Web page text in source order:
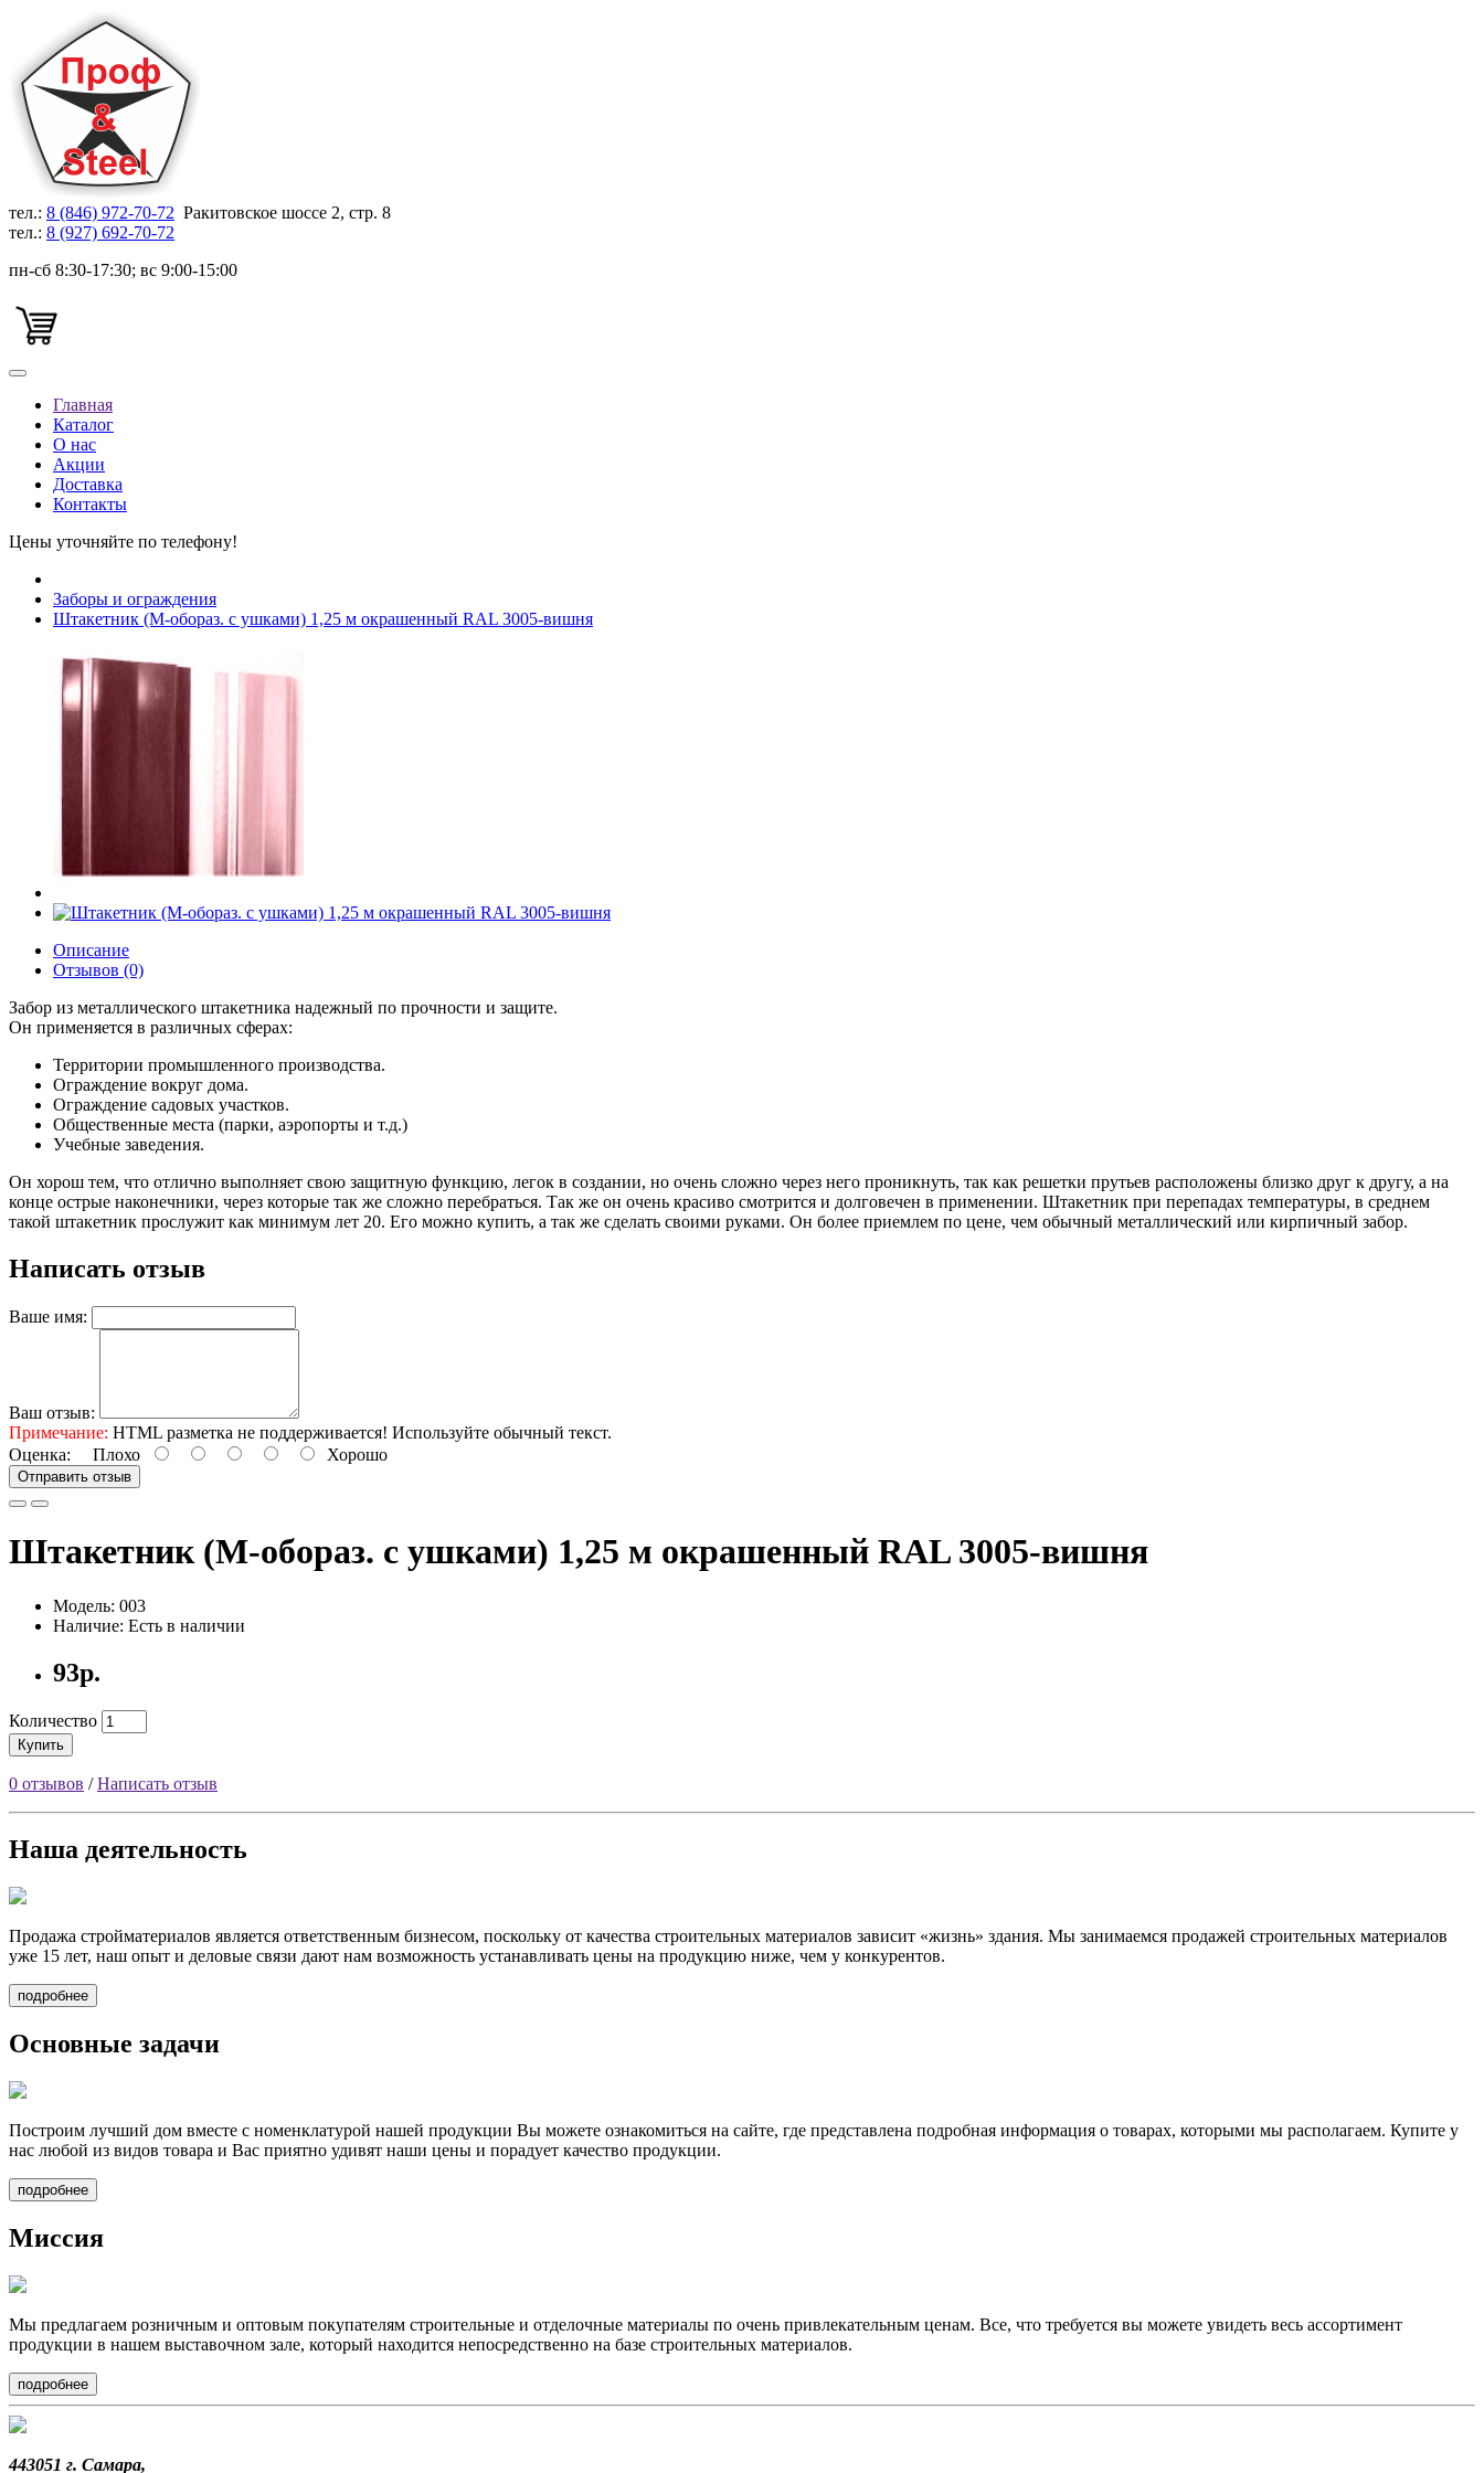
тел.: 8 (846) 972-70-72 Ракитовское шоссе 2, стр. 8
тел.: 8 (927) 692-70-72
пн-сб 8:30-17:30; вс 9:00-15:00
Главная
Каталог
О нас
Акции
Доставка
Контакты
Цены уточняйте по телефону!
Заборы и ограждения
Штакетник (М-обораз. с ушками) 1,25 м окрашенный RAL 3005-вишня
Описание
Отзывов (0)
Забор из металлического штакетника надежный по прочности и защите.
Он применяется в различных сферах:
Территории промышленного производства.
Ограждение вокруг дома.
Ограждение садовых участков.
Общественные места (парки, аэропорты и т.д.)
Учебные заведения.
Он хорош тем, что отлично выполняет свою защитную функцию, легок в создании, но очень сложно через него проникнуть, так как решетки прутьев расположены близко друг к другу, а на
конце острые наконечники, через которые так же сложно перебраться. Так же он очень красиво смотрится и долговечен в применении. Штакетник при перепадах температуры, в среднем
такой штакетник прослужит как минимум лет 20. Его можно купить, а так же сделать своими руками. Он более приемлем по цене, чем обычный металлический или кирпичный забор.
Написать отзыв
Ваше имя:
Ваш отзыв:
Примечание: HTML разметка не поддерживается! Используйте обычный текст.
Оценка: Плохо Хорошо
Отправить отзыв
Штакетник (М-обораз. с ушками) 1,25 м окрашенный RAL 3005-вишня
Модель: 003
Наличие: Есть в наличии
93р.
Количество
Купить
0 отзывов /Написать отзыв
Наша деятельность
Продажа стройматериалов является ответственным бизнесом, поскольку от качества строительных материалов зависит «жизнь» здания. Мы занимаемся продажей строительных материалов
уже 15 лет, наш опыт и деловые связи дают нам возможность устанавливать цены на продукцию ниже, чем у конкурентов.
подробнее
Основные задачи
Построим лучший дом вместе с номенклатурой нашей продукции Вы можете ознакомиться на сайте, где представлена подробная информация о товарах, которыми мы располагаем. Купите у
нас любой из видов товара и Вас приятно удивят наши цены и порадует качество продукции.
подробнее
Миссия
Мы предлагаем розничным и оптовым покупателям строительные и отделочные материалы по очень привлекательным ценам. Все, что требуется вы можете увидеть весь ассортимент
продукции в нашем выставочном зале, который находится непосредственно на базе строительных материалов.
подробнее
443051 г. Самара,